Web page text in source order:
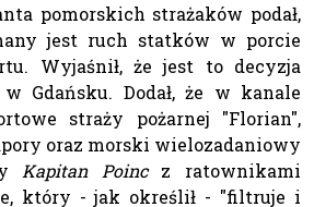
pomorskich strażaków podał,
jest ruch statków w porcie
Wyjaśnił, że jest to decyzja
Gdańsku. Dodał, że w kanale
straży pożarnej "Florian",
oraz morski wielozadaniowy
Kapitan Poincz ratownikami
który - jak określił - "filtruje i